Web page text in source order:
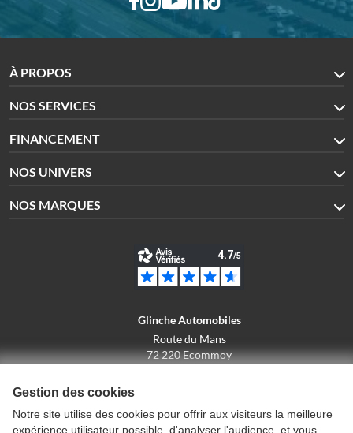
À PROPOS
NOS SERVICES
FINANCEMENT
NOS UNIVERS
NOS MARQUES
Glinche Automobiles
Route du Mans
72 220 Ecommoy
Gestion des cookies
Notre site utilise des cookies pour offrir aux visiteurs la meilleure
expérience utilisateur possible, d'analyser l'audience, et vous